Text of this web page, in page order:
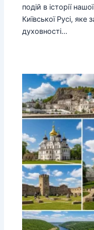
подій в історії
Київської Русі, яке
духовності…